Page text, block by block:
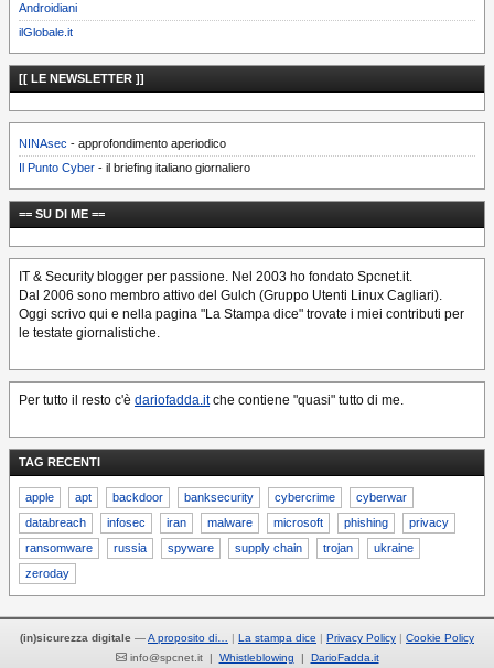
Androidiani
ilGlobale.it
[[ LE NEWSLETTER ]]
NINAsec - approfondimento aperiodico
Il Punto Cyber - il briefing italiano giornaliero
== SU DI ME ==
IT & Security blogger per passione. Nel 2003 ho fondato Spcnet.it.
Dal 2006 sono membro attivo del Gulch (Gruppo Utenti Linux Cagliari).
Oggi scrivo qui e nella pagina "La Stampa dice" trovate i miei contributi per
le testate giornalistiche.
Per tutto il resto c'è dariofadda.itche contiene "quasi" tutto di me.
TAG RECENTI
apple apt backdoor banksecurity cybercrime
cyberwar
databreach
infosec iran malware microsoft phishing
privacy
ransomware
russia spyware supply chain trojan
ukraine
zeroday
(in)sicurezza digitale —A proposito di… La stampa dice Privacy Policy
Cookie Policy
info@spcnet.it | Whistleblowing | DarioFadda.it